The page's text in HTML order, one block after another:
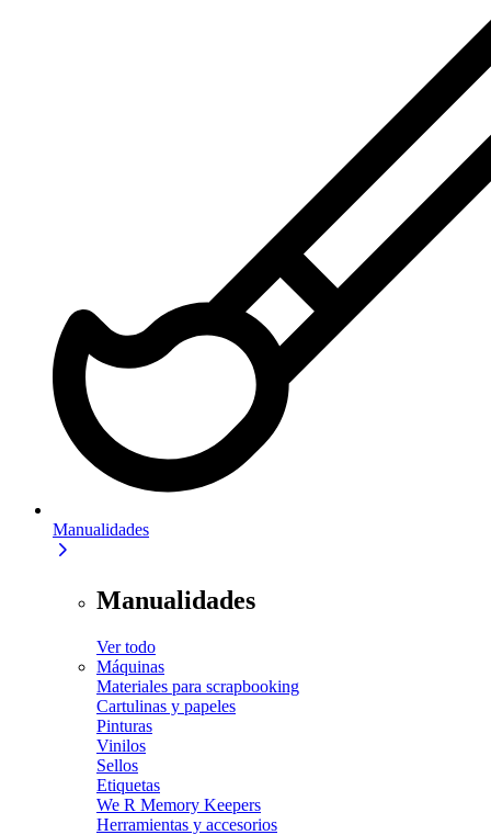
Manualidades
Manualidades
Ver todo
Máquinas
Materiales para scrapbooking
Cartulinas y papeles
Pinturas
Vinilos
Sellos
Etiquetas
We R Memory Keepers
Herramientas y accesorios